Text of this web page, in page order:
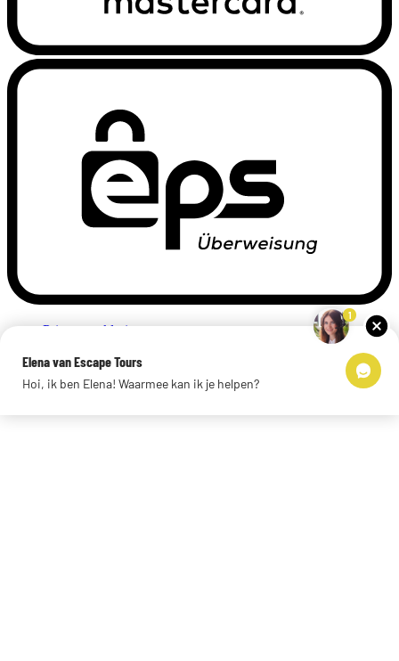
Privacyverklaring
Links
© 2026 Escape Tours
1
Elena van Escape Tours
Hoi, ik ben Elena! Waarmee kan ik je helpen?